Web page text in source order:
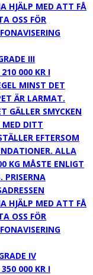
HJÄLP MED ATT FÅ
OSS FÖR
III
210 000 KR I
MINST DET
ÄR LARMAT.
GÄLLER SMYCKEN
MED DITT
EFTERSOM
ALLA
KG MÅSTE ENLIGT
PRISERNA
HJÄLP MED ATT FÅ
OSS FÖR
IV
350 000 KR I